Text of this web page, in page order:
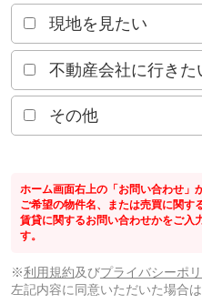
現地を見たい
不動産会社に行きた
その他
ホーム画面右上の「お問い合わせ」
ご希望の物件名、または売買に関す
賃貸に関するお問い合わせかをご入
す。
※利用規約及びプライバシーポ
左記内容に同意いただいた場合